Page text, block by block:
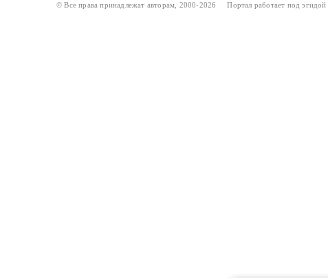
© Все права принадлежат авторам, 2000-2026 Портал работает под эгидой